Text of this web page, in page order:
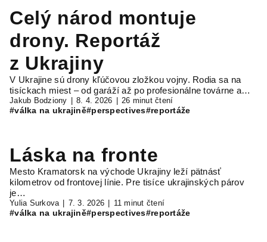
Celý národ montuje
drony. Reportáž
z Ukrajiny
V Ukrajine sú drony kľúčovou zložkou vojny. Rodia sa na
tisíckach miest – od garáží až po profesionálne továrne a…
Jakub Bodziony 8. 4. 2026 26 minut čtení
#válka na ukrajině#perspectives#reportáže
Láska na fronte
Mesto Kramatorsk na východe Ukrajiny leží pätnásť
kilometrov od frontovej línie. Pre tisíce ukrajinských párov
je…
Yulia Surkova 7. 3. 2026 11 minut čtení
#válka na ukrajině#perspectives#reportáže